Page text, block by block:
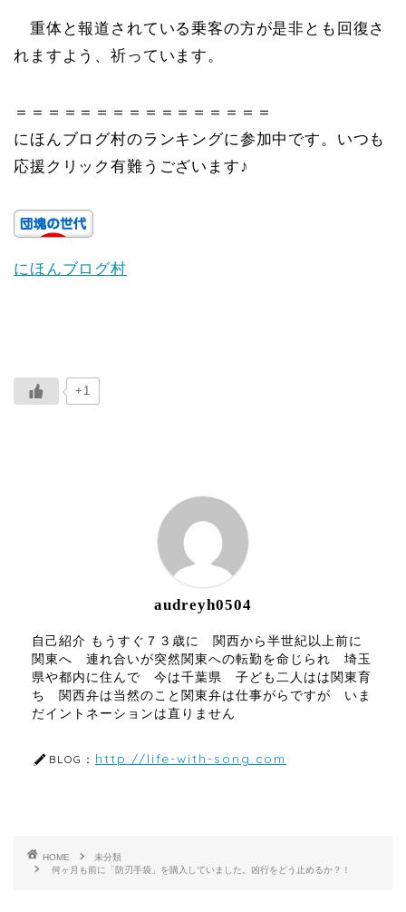
重体と報道されている乗客の方が是非とも回復さ
れますよう、祈っています。
＝＝＝＝＝＝＝＝＝＝＝＝＝＝＝＝
にほんブログ村のランキングに参加中です。いつも
応援クリック有難うございます♪
にほんブログ村
+1
audreyh0504
自己紹介 もうすぐ７３歳に 関西から半世紀以上前に
関東へ 連れ合いが突然関東への転勤を命じられ 埼玉
県や都内に住んで 今は千葉県 子ども二人はは関東育
ち 関西弁は当然のこと関東弁は仕事がらですが いま
だイントネーションは直りません
BLOG： http://life-with-song.com
HOME
未分類
何ヶ月も前に「防刃手袋」を購入していました。凶行をどう止めるか？！